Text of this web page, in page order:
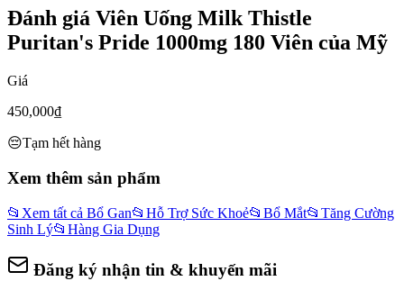
Đánh giá Viên Uống Milk Thistle
Puritan's Pride 1000mg 180 Viên của Mỹ
Giá
450,000₫
😔Tạm hết hàng
Xem thêm sản phẩm
📂 Xem tất cả Bổ Gan📂 Hỗ Trợ Sức Khoẻ📂 Bổ Mắt📂 Tăng Cường
Sinh Lý📂 Hàng Gia Dụng
Đăng ký nhận tin & khuyến mãi